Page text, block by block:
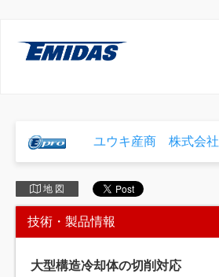
ユウキ産商 株式会社
地 図
技術・製品情報
大型構造冷却体の切削対応